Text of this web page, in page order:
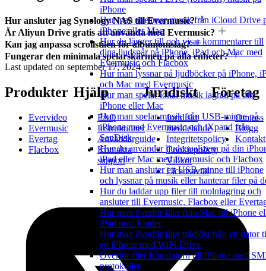
iPhone
Hur man streamar musik från iCloud Drive
iPhone eller Mac
Hur du lägger till och visar kommentarer till
dina ljudspår på iPhone, iPad och Mac med
Evermusic och Flacbox
Hur man lyssnar på ljudböcker på iPhone,
och Mac med Evermusic
Hur man spelar lokal musik lagrad pa din
iPhone eller Mac
Hur man spelar musik från USB-minne på
iPhone med Evermusic och iXpand från
SanDisk
Hur du använder ljudequalizern på din
iPad eller Mac med Evermusic och Flacbox
Hur man ansluter ett USB-minne till iPhone
och lyssnar på musik eller hanterar filer på
Hur du laddar upp filer till molnlagring och
ansluter till Evermusic, Flacbox eller
Hur man överför filer från Mac till iPhone
iPad med Finder
Hur man överför filer trådlöst från en dator
en iPhone med WiFi-Drive
Överför filer från datorn till iPhone med
protokollet
Hur ansluter jag Synology NAS till Evermusic?
Är Aliyun Drive gratis att använda med Evermusic?
Kan jag anpassa scrollstilen för albumomslag?
Fungerar den minimala spelarskärmen på alla enheter?
Last updated on september 17, 2024
Produkter
Evervideo
Evermusic
Evertag
Flacbox
Hjälp
FAQ
Instruktioner
Användarguide
Kontakta
support
Juridiskt
Juridiskt
meddelande
Integritetspolicy
Cookiepolicy
Villkor
Licensavtal
Företag
Om oss
Blogg
Kontakt